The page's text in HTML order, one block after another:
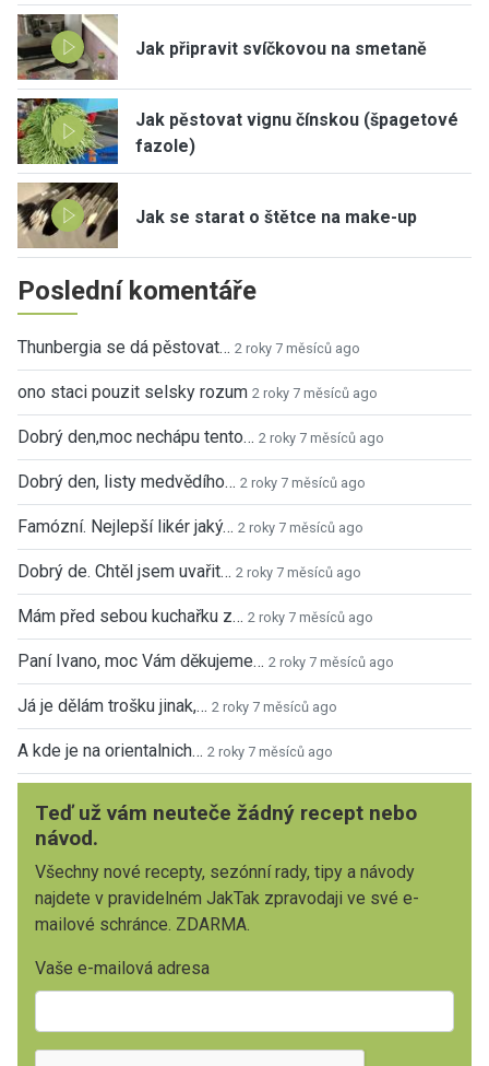
Jak připravit svíčkovou na smetaně
Jak pěstovat vignu čínskou (špagetové
fazole)
Jak se starat o štětce na make-up
Poslední komentáře
Thunbergia se dá pěstovat… 2 roky 7 měsíců ago
ono staci pouzit selsky rozum 2 roky 7 měsíců ago
Dobrý den,moc nechápu tento… 2 roky 7 měsíců ago
Dobrý den, listy medvědího… 2 roky 7 měsíců ago
Famózní. Nejlepší likér jaký… 2 roky 7 měsíců ago
Dobrý de. Chtěl jsem uvařit… 2 roky 7 měsíců ago
Mám před sebou kuchařku z… 2 roky 7 měsíců ago
Paní Ivano, moc Vám děkujeme… 2 roky 7 měsíců ago
Já je dělám trošku jinak,… 2 roky 7 měsíců ago
A kde je na orientalnich… 2 roky 7 měsíců ago
Teď už vám neuteče žádný recept nebo
návod.
Všechny nové recepty, sezónní rady, tipy a návody
najdete v pravidelném JakTak zpravodaji ve své e-
mailové schránce. ZDARMA.
Vaše e-mailová adresa